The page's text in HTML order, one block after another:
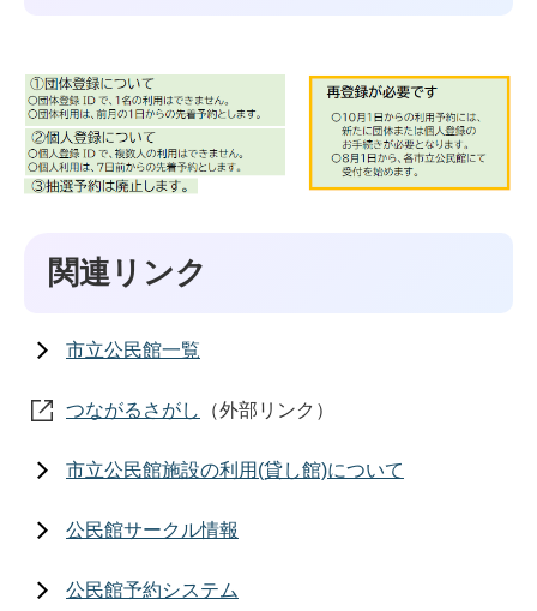
関連リンク
市立公民館一覧
つながるさがし （外部リンク）
市立公民館施設の利用(貸し館)について
公民館サークル情報
公民館予約システム